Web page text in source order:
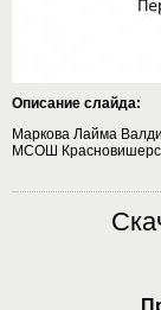
Описание слайда:
Маркова Лайма
МСОШ